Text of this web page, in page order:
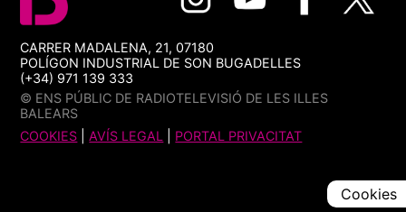
CARRER MADALENA, 21, 07180
POLÍGON INDUSTRIAL DE SON BUGADELLES
(+34) 971 139 333
© ENS PÚBLIC DE RADIOTELEVISIÓ DE LES ILLES
BALEARS
COOKIES |AVÍS LEGAL PORTAL PRIVACITAT
Cookies